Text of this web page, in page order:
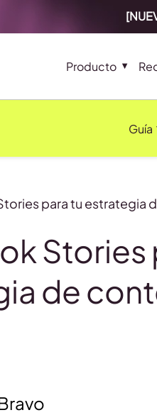
Producto
Guía
para tu estrategia
Stories
de